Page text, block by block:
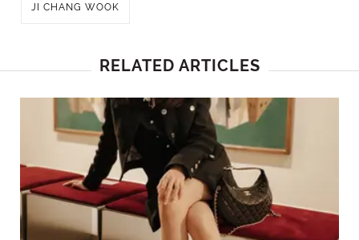
JI CHANG WOOK
RELATED ARTICLES